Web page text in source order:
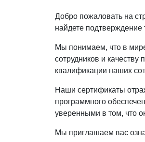
Добро пожаловать на
найдете
Мы понимаем, что в
сотрудников и
квалификации наших
Наши сертификаты
программного
уверенными в том, что
Мы приглашаем вас